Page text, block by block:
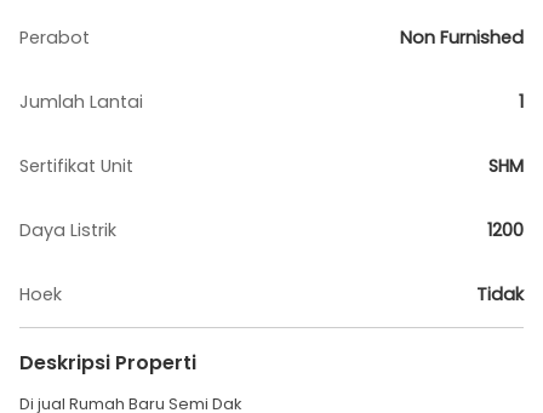
Perabot Non Furnished
Jumlah Lantai 1
Sertifikat Unit SHM
Daya Listrik 1200
Hoek Tidak
Deskripsi Properti
Di jual Rumah Baru Semi Dak